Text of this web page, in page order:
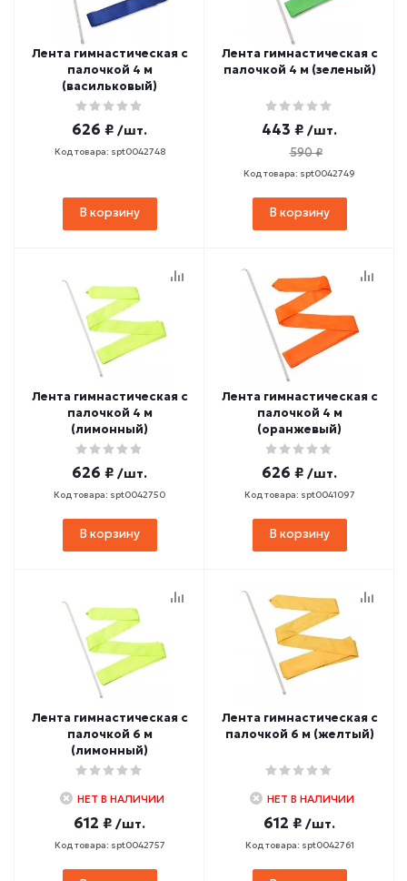
Лента гимнастическая с
палочкой 4 м
(васильковый)
626 ₽ /шт.
Код товара: spt0042748
В корзину
Лента гимнастическая с
палочкой 4 м (зеленый)
443 ₽ /шт.
590 ₽
Код товара: spt0042749
В корзину
Лента гимнастическая с
палочкой 4 м
(лимонный)
626 ₽ /шт.
Код товара: spt0042750
В корзину
Лента гимнастическая с
палочкой 4 м
(оранжевый)
626 ₽ /шт.
Код товара: spt0041097
В корзину
Лента гимнастическая с
палочкой 6 м
(лимонный)
НЕТ В НАЛИЧИИ
612 ₽ /шт.
Код товара: spt0042757
Лента гимнастическая с
палочкой 6 м (желтый)
НЕТ В НАЛИЧИИ
612 ₽ /шт.
Код товара: spt0042761